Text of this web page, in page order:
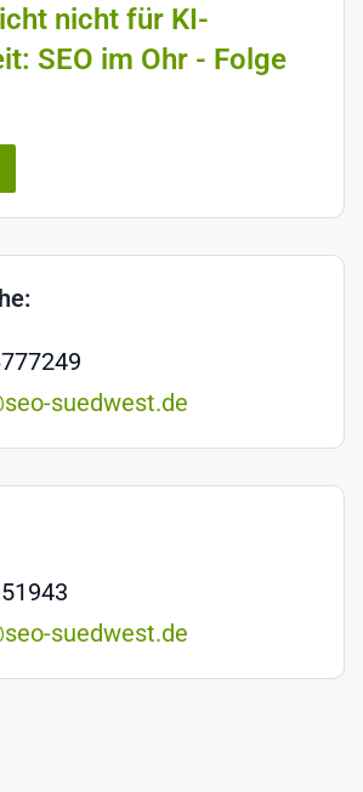
nicht für KI-
SEO im Ohr - Folge
suedwest.de
suedwest.de